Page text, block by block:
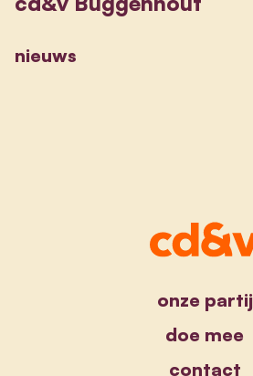
nieuws
onze partij
doe mee
contact